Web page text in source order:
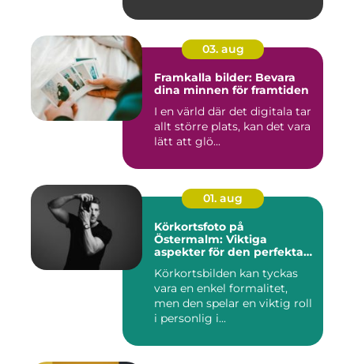
03. aug
Framkalla bilder: Bevara
dina minnen för framtiden
I en värld där det digitala tar
allt större plats, kan det vara
lätt att glö...
01. aug
Körkortsfoto på
Östermalm: Viktiga
aspekter för den perfekta
Körkortsbilden kan tyckas
vara en enkel formalitet,
men den spelar en viktig roll
i personlig i...